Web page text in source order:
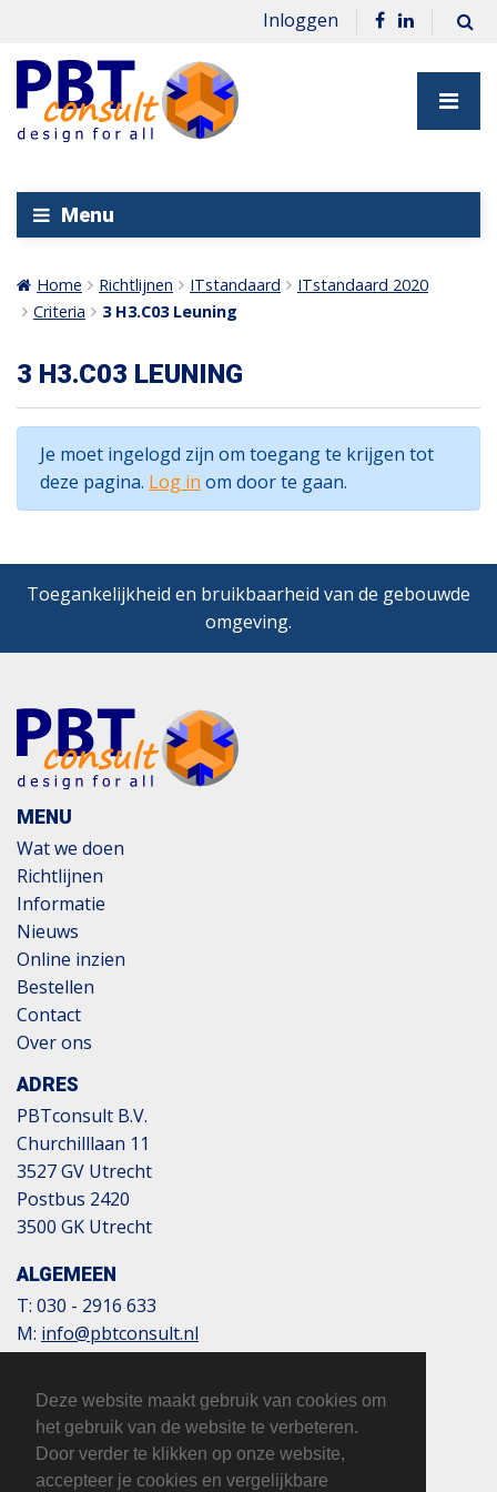
Deze website maakt gebruik van cookies om
het gebruik van de website te verbeteren.
Door verder te klikken op onze website,
accepteer je cookies en vergelijkbare
Inloggen
Menu
Home Richtlijnen ITstandaard
ITstandaard 2020
Criteria
3 H3.C03 Leuning
3 H3.C03 LEUNING
Je moet ingelogd zijn om toegang te krijgen tot
deze pagina. Log in om door te gaan.
Toegankelijkheid en bruikbaarheid van de gebouwde
omgeving.
MENU
Wat we doen
Richtlijnen
Informatie
Nieuws
Online inzien
Bestellen
Contact
Over ons
ADRES
PBTconsult B.V.
Churchilllaan 11
3527 GV Utrecht
Postbus 2420
3500 GK Utrecht
ALGEMEEN
T: 030 - 2916 633
M: info@pbtconsult.nl
BTW: 817124305B01
KvK: 32110854